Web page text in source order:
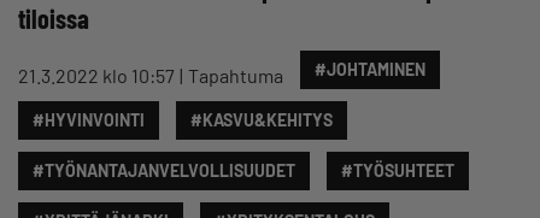
tiloissa
21.3.2022 klo 10:57 Tapahtuma #JOHTAMINEN
#HYVINVOINTI #KASVU&KEHITYS
#TYÖNANTAJANVELVOLLISUUDET #TYÖSUHTEET